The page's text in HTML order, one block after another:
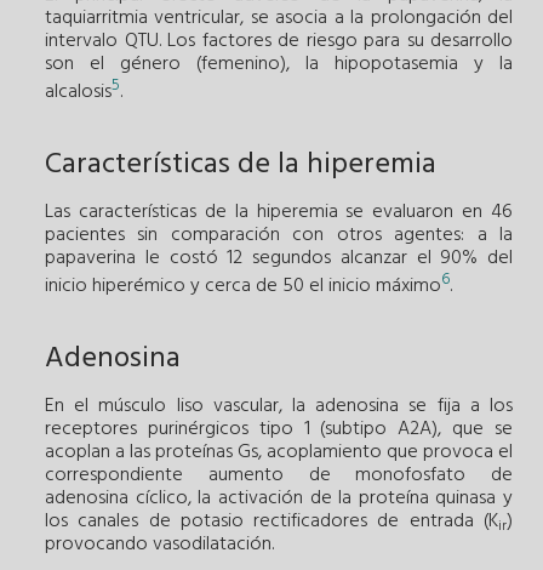
taquiarritmia ventricular, se asocia a la prolongación del
intervalo QTU. Los factores de riesgo para su desarrollo
son el género (femenino), la hipopotasemia y la
alcalosis5.
Características de la hiperemia
Las características de la hiperemia se evaluaron en 46
pacientes sin comparación con otros agentes: a la
papaverina le costó 12 segundos alcanzar el 90% del
inicio hiperémico y cerca de 50 el inicio máximo6.
Adenosina
En el músculo liso vascular, la adenosina se fija a los
receptores purinérgicos tipo 1 (subtipo A2A), que se
acoplan a las proteínas Gs, acoplamiento que provoca el
correspondiente aumento de monofosfato de
adenosina cíclico, la activación de la proteína quinasa y
los canales de potasio rectificadores de entrada (Kir)
provocando vasodilatación.